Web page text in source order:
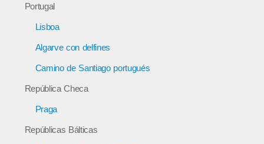
Portugal
Lisboa
Algarve con delfines
Camino de Santiago portugués
República Checa
Praga
Repúblicas Bálticas